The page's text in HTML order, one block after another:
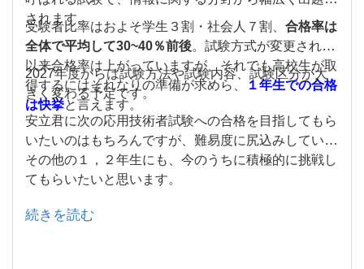
されます。
受験者比率はおよそ学生３割・社会人７割、 合格率は
全体で平均して30~40％前後。 試験方式が変更されて
以来合格率は上がっていますが、それでも高校生が取
得するにはそれなりの準備が求めら、
１年生での合格
は快挙と言えます。
2027年度からは試験方法や試験内容、試験区分が大
きく変わる予定です。
安立君に次の応用技術者試験への合格を目指してもら
いたいのはもちろんですが、難易度に尻込みしている
その他の１，２年生にも、今のうちに積極的に挑戦し
てもらいたいと思います。
続きを読む